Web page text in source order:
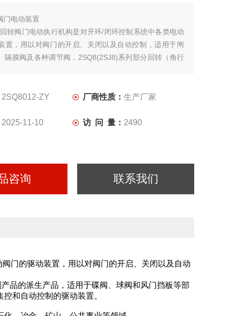
门电动装置
转阀门电动执行机构是对开环/闭环控制系统中各类电动
置，用以对阀门的开启、关闭以及自动控制，适用于闸
隔膜阀及各种调节阀，2SQ8(2SJ8)系列部分回转（角行
2SQ8012-ZY 厂商性质： 生产厂家
2025-11-10 访 问 量： 2490
咨询 联系我们
门的驱动装置，用以对阀门的开启、关闭以及自动
品的派生产品，适用于碟阀、球阀和风门挡板等部
控和自动控制的驱动装置。